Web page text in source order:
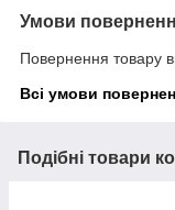
Умови
Повернення товару
Всі умови
Подібні товари